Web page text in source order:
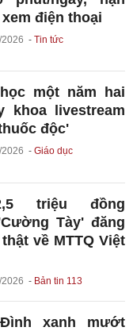
điện thoại
Tin tức
một năm hai
khoa livestream
độc'
Giáo dục
triệu đồng
Tày' đăng
về MTTQ Việt
Bản tin 113
xanh mướt